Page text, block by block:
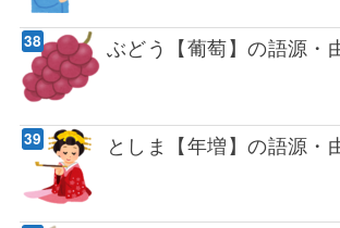
ぶどう【葡萄】の語源・
としま【年増】の語源・